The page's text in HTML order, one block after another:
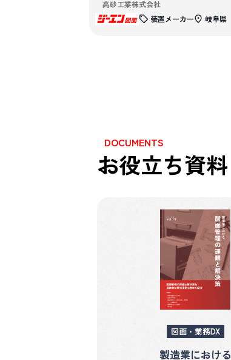
高砂工業株式会社
装置メーカー
岐阜県
DOCUMENTS
お役立ち資料
図面・業務DX
製造業における